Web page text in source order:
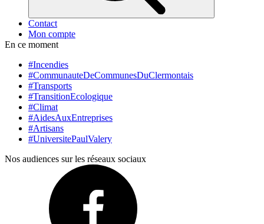
Contact
Mon compte
En ce moment
#Incendies
#CommunauteDeCommunesDuClermontais
#Transports
#TransitionEcologique
#Climat
#AidesAuxEntreprises
#Artisans
#UniversitePaulValery
Nos audiences sur les réseaux sociaux